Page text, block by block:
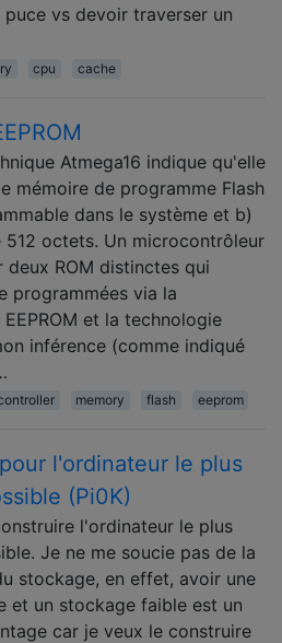
vs devoir traverser un
cpu cache
Atmega16 indique qu'elle
mémoire de programme Flash
dans le système et b)
512 octets. Un microcontrôleur
ROM distinctes qui
programmées via la
et la technologie
inférence (comme indiqué
memory flash eeprom
l'ordinateur le plus
(Pi0K)
l'ordinateur le plus
Je ne me soucie pas de la
stockage, en effet, avoir une
et un stockage faible est un
car je veux le construire